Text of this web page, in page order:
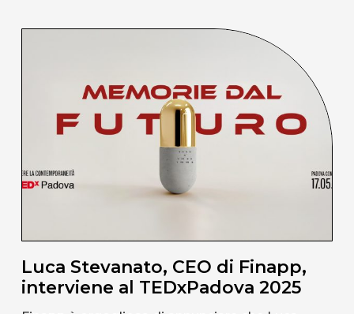
Luca Stevanato, CEO di Finapp,
interviene al TEDxPadova 2025